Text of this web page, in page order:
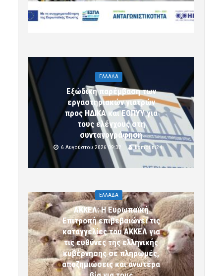
ΕΛΛΑΔΑ
Εξώδικη παρέμβαση των
εργαστηριακών γιατρών
προς ΗΔΙΚΑ και ΕΟΠΥΥ για
τους ελέγχους στη
συνταγογράφηση
6 Αυγούστου 2026 09:32 komotini24
ΕΛΛΑΔΑ
ΑΚΚΕΛ: Η Ευρωπαϊκή
Επιτροπή επιβεβαιώνει τις
καταγγελίες του ΑΚΚΕΛ για
τις ευθύνες της ελληνικής
κυβέρνησης σε πληρωμές,
αποζημιώσεις και ανωτέρα